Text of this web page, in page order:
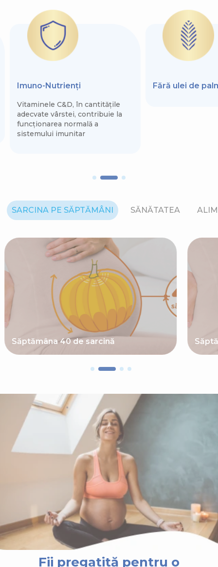
Imuno-Nutrienți
Vitaminele C&D, în cantitățile
adecvate vârstei, contribuie la
funcționarea normală a
sistemului imunitar
Fără ulei de
SARCINA PE SĂPTĂMÂNI SĂNĂTATEA
Săptămâna 40 de sarcină
Fii pregatită pentru o